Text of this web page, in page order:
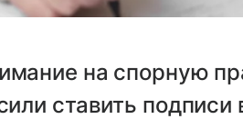
на спорную
ставить